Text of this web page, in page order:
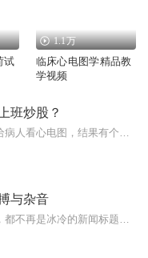
试
1.1万
临床心电图学精品教
学视频
班炒股？
与杂音